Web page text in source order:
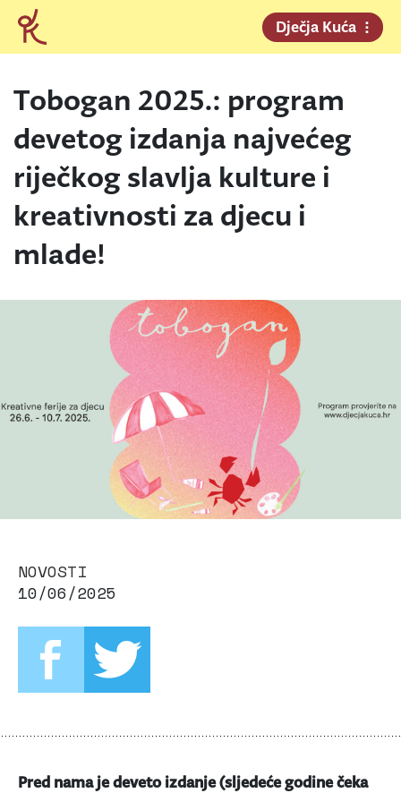
Dječja Kuća
Tobogan 2025.: program
devetog izdanja najvećeg
riječkog slavlja kulture i
kreativnosti za djecu i
mlade!
NOVOSTI
10/06/2025
Pred nama je deveto izdanje (sljedeće godine čeka